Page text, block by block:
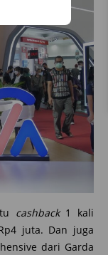
cashback1 kali
juta. Dan juga
dari Garda